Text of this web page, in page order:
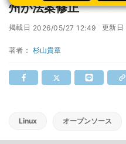
州が法案修正
掲載日 2026/05/27 12:49 更新日
著者： 杉山貴章
Linux オープンソース